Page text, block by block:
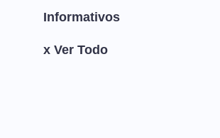
Informativos
x Ver Todo